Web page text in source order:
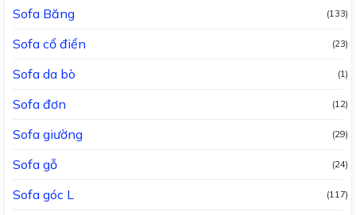
Sofa Băng (133)
Sofa cổ điển (23)
Sofa da bò (1)
Sofa đơn (12)
Sofa giường (29)
Sofa gỗ (24)
Sofa góc L (117)